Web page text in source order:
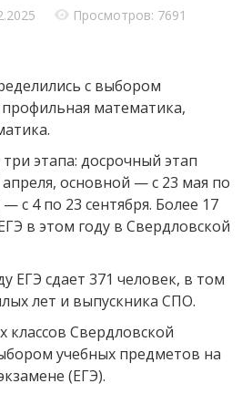
Просмотров: 7691
с выбором
математика,
этапа: досрочный этап
апреля, основной — с 23 мая по
с 4 по 23 сентября. Более 17
в этом году в Свердловской
ЕГЭ сдает 371 человек, в том
лет и выпускника СПО.
Свердловской
учебных предметов на
(ЕГЭ).